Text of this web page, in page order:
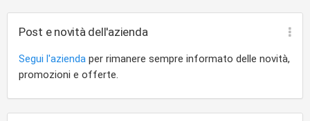
Post e novità dell'azienda
Segui l'azienda per rimanere sempre informato delle novità,
promozioni e offerte.